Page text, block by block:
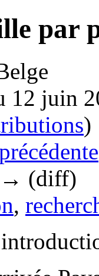
par
12 juin
)
→ (diff)
,